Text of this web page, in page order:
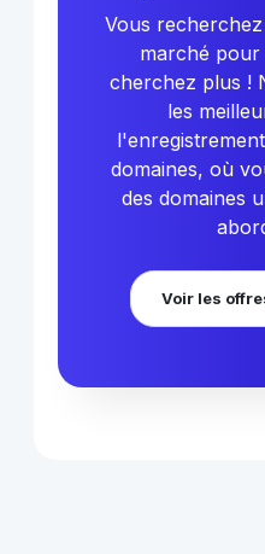
Vous
marché pour
cherchez plus !
les
domaines, où
des domaines
Voir les